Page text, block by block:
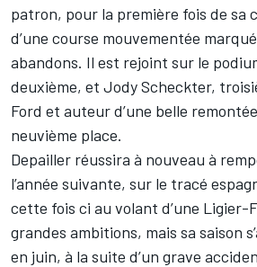
patron, pour la première fois de sa
d’une course mouvementée
abandons. Il est rejoint sur le
deuxième, et Jody Scheckter,
Ford et auteur d’une belle
neuvième place.
Depailler réussira à nouveau à
l’année suivante, sur le tracé
cette fois ci au volant d’une Ligier-
grandes ambitions, mais sa saison
en juin, à la suite d’un grave